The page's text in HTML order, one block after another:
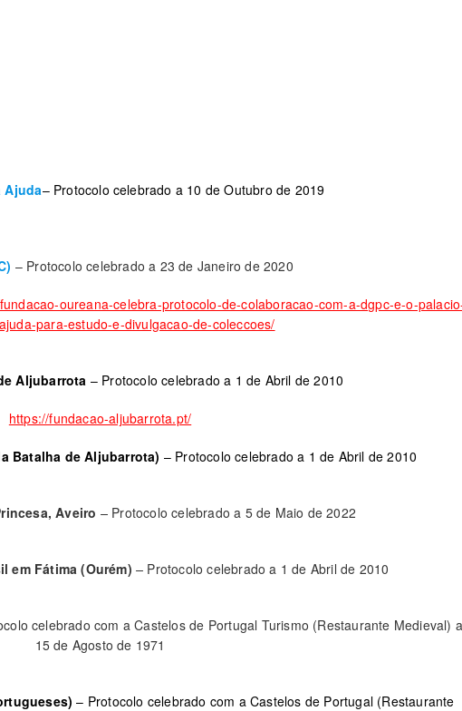
Ajuda– Protocolo celebrado a 10 de Outubro de 2019
– Protocolo celebrado a 23 de Janeiro de 2020
oureana-celebra-protocolo-de-colaboracao-com-a-dgpc-e-o-
para-estudo-e-divulgacao-de-coleccoes/
Aljubarrota – Protocolo celebrado a 1 de Abril de 2010
https://fundacao-aljubarrota.pt/
Batalha de Aljubarrota) – Protocolo celebrado a 1 de Abril de 2010
Aveiro –Protocolo celebrado a 5 de Maio de 2022
em Fátima (Ourém)– Protocolo celebrado a 1 de Abril de 2010
celebrado com a Castelos de Portugal Turismo (Restaurante Medieval) a
15 de Agosto de 1971
– Protocolo celebrado com a Castelos de Portugal (Restaurante